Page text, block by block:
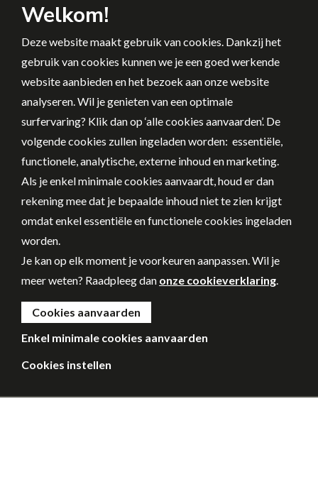
Welkom!
Deze website maakt gebruik van cookies. Dankzij het
gebruik van cookies kunnen we je een goed werkende
website aanbieden en het bezoek aan onze website
analyseren. Wil je genieten van een optimale
surfervaring? Klik dan op ‘alle cookies aanvaarden’. De
volgende cookies zullen ingeladen worden: essentiële,
functionele, analytische, externe inhoud en marketing.
Als je enkel minimale cookies aanvaardt, houd er dan
rekening mee dat je bepaalde inhoud niet te zien krijgt
omdat enkel essentiële en functionele cookies ingeladen
worden.
Je kan op elk moment je voorkeuren aanpassen. Wil je
meer weten? Raadpleeg dan onze cookieverklaring.
Cookies aanvaarden
Enkel minimale cookies aanvaarden
Cookies instellen